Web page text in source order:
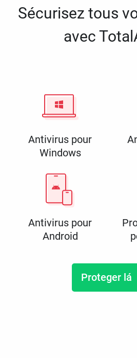
Sécurisez tous
avec
Antivirus pour
Windows
Antivirus pour
Android
Proteger lá